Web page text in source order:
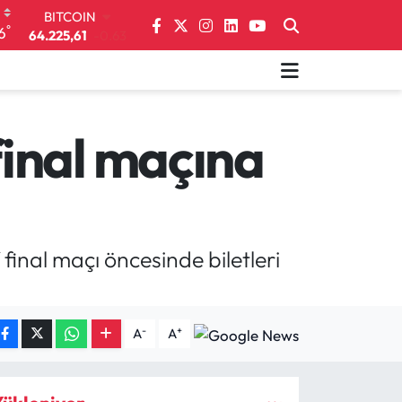
°
64.225,61 -0.63
DOLAR
47,6704 0
GRAM ALTIN
6510.40
0.45
BİST100maçına
maçı öncesinde biletleri
A- A+